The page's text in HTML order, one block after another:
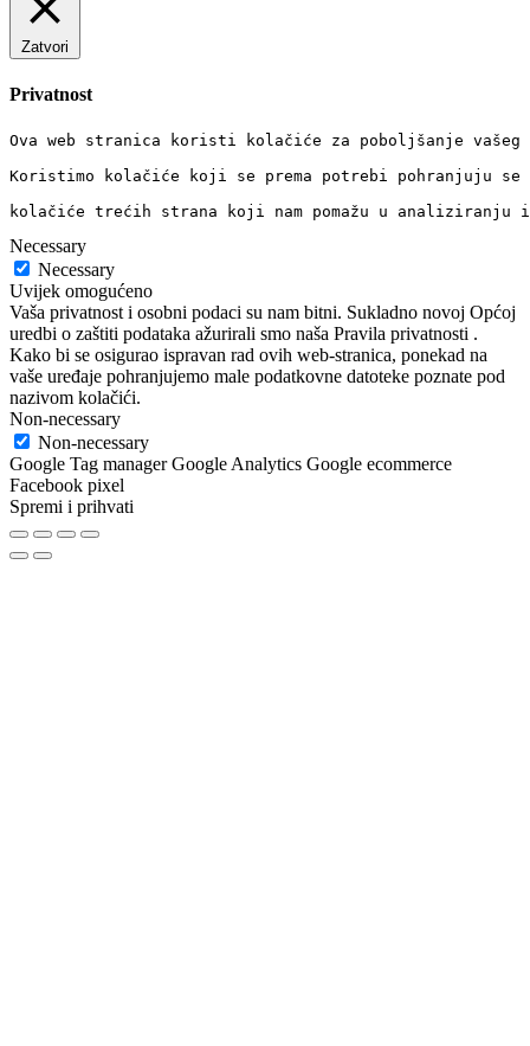
Zatvori
Privatnost
Ova web stranica koristi kolačiće za poboljšanje
Koristimo kolačiće koji se prema potrebi pohranjuju
kolačiće trećih strana koji nam pomažu u
Necessary
Necessary
Uvijek omogućeno
Vaša privatnost i osobni podaci su nam bitni. Sukladno novoj Općoj
uredbi o zaštiti podataka ažurirali smo naša Pravila privatnosti .
Kako bi se osigurao ispravan rad ovih web-stranica, ponekad na
vaše uređaje pohranjujemo male podatkovne datoteke poznate pod
nazivom kolačići.
Non-necessary
Non-necessary
Google Tag manager Google Analytics Google ecommerce
Facebook pixel
Spremi i prihvati